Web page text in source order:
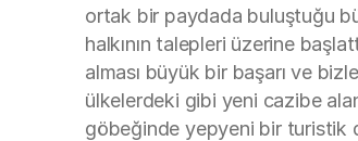
ortak bir paydada buluştuğu
halkının talepleri üzerine
alması büyük bir başarı ve
ülkelerdeki gibi yeni cazibe
göbeğinde yepyeni bir turistik